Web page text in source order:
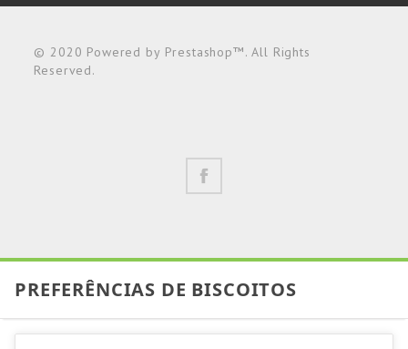
© 2020 Powered by Prestashop™. All Rights
Reserved.
PREFERÊNCIAS DE BISCOITOS